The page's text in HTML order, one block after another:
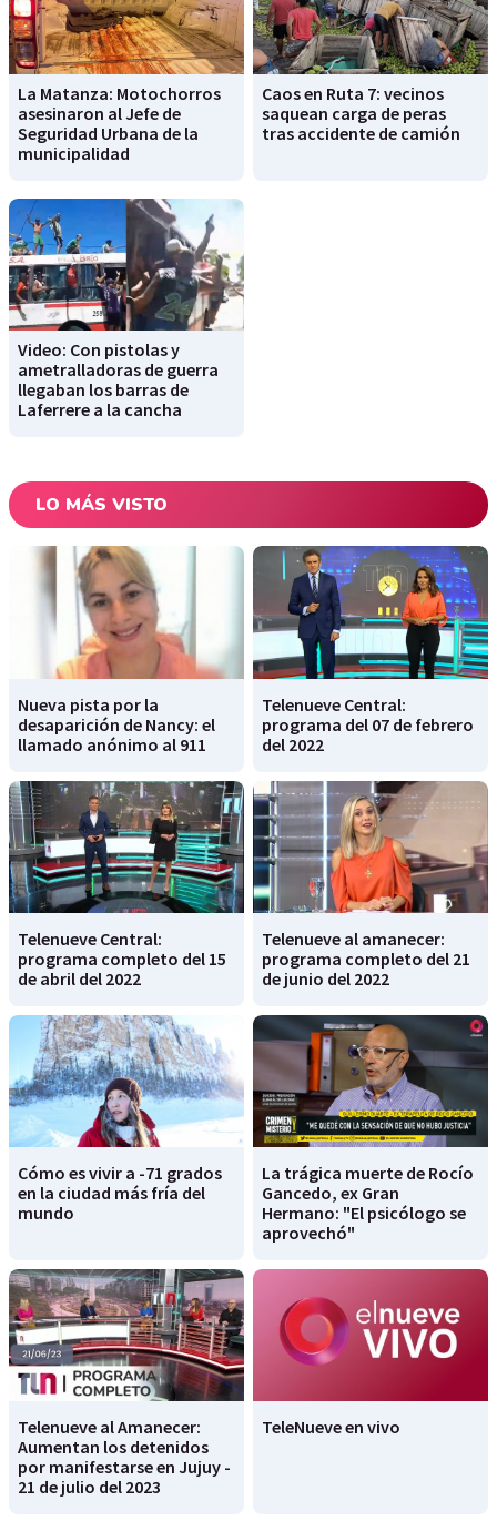
La Matanza: Motochorros
asesinaron al Jefe de
Seguridad Urbana de la
municipalidad
Caos en Ruta 7: vecinos
saquean carga de peras
tras accidente de camión
Video: Con pistolas y
ametralladoras de guerra
llegaban los barras de
Laferrere a la cancha
LO MÁS VISTO
Nueva pista por la
desaparición de Nancy: el
llamado anónimo al 911
Telenueve Central:
programa del 07 de febrero
del 2022
Telenueve Central:
programa completo del 15
de abril del 2022
Telenueve al amanecer:
programa completo del 21
de junio del 2022
Cómo es vivir a -71 grados
en la ciudad más fría del
mundo
La trágica muerte de Rocío
Gancedo, ex Gran
Hermano: "El psicólogo se
aprovechó"
Telenueve al Amanecer:
Aumentan los detenidos
por manifestarse en Jujuy -
21 de julio del 2023
TeleNueve en vivo